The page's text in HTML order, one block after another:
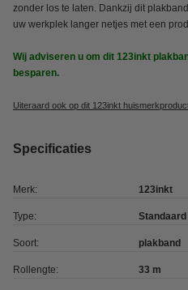
zonder los te laten. Dankzij dit
uw werkplek langer netjes met een
Wij adviseren u om dit 123inkt
besparen.
Uiteraard ook op dit 123inkt
Specificaties
Merk: 123inkt
Type: Standaard
Soort: plakband
Rollengte: 33 m